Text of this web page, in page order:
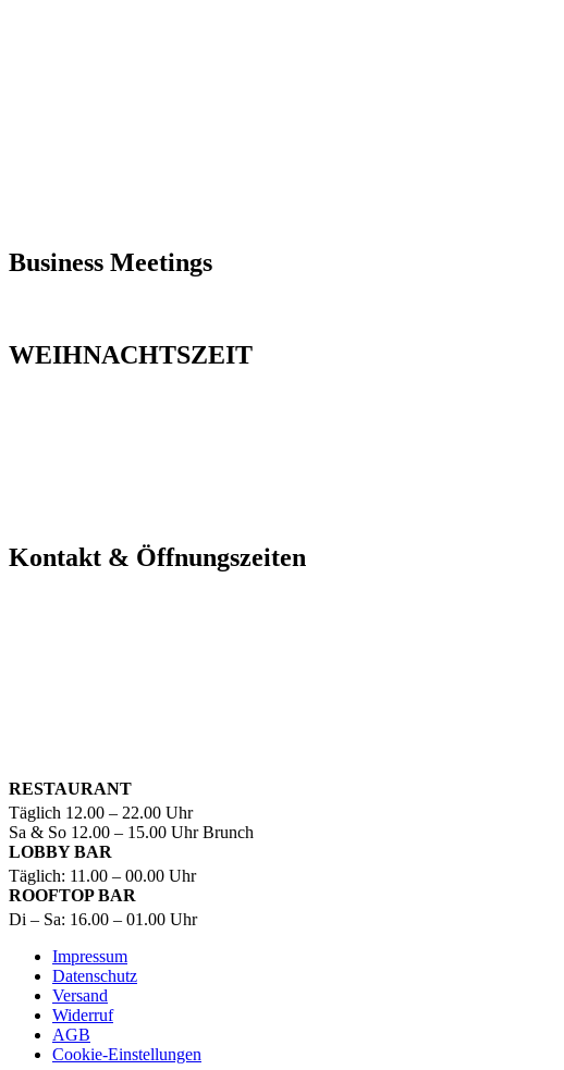
Business Meetings
WEIHNACHTSZEIT
Kontakt & Öffnungszeiten
RESTAURANT
Täglich 12.00 – 22.00 Uhr
Sa & So 12.00 – 15.00 Uhr Brunch
LOBBY BAR
Täglich: 11.00 – 00.00 Uhr
ROOFTOP BAR
Di – Sa: 16.00 – 01.00 Uhr
Impressum
Datenschutz
Versand
Widerruf
AGB
Cookie-Einstellungen